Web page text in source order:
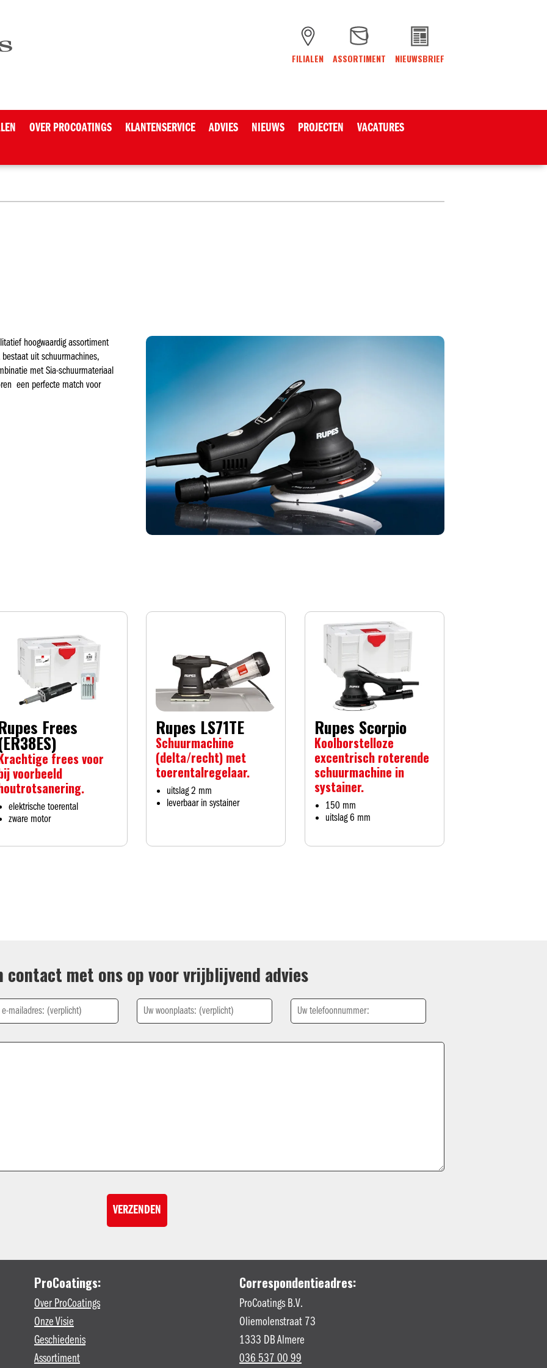
NIEUWSBRIEF
ASSORTIMENT
FILIALEN
OVER PROCOATINGS KLANTENSERVICE ADVIES NIEUWS PROJECTEN VACATURES
hoogwaardig assortiment
uit schuurmachines,
met Sia-schuurmateriaal
een perfecte match voor
Frees
frees voor
voorbeeld
elektrische toerental
zware motor
Rupes LS71TE
Schuurmachine
(delta/recht) met
toerentalregelaar.
uitslag 2 mm
leverbaar in systainer
Rupes Scorpio
Koolborstelloze
excentrisch roterende
schuurmachine in
systainer.
150 mm
uitslag 6 mm
contact met ons op voor vrijblijvend advies
ProCoatings:
Over ProCoatings
Onze Visie
Geschiedenis
Assortiment
Correspondentieadres:
ProCoatings B.V.
Oliemolenstraat 73
1333 DB Almere
036 537 00 99